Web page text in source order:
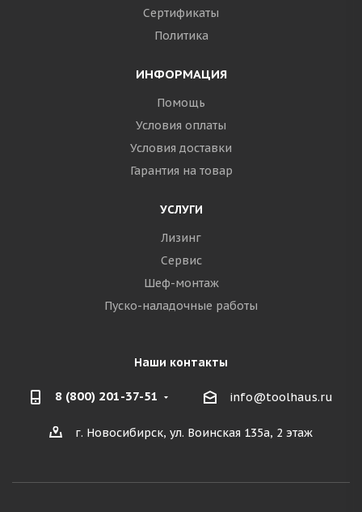
Сертификаты
Политика
ИНФОРМАЦИЯ
Помощь
Условия оплаты
Условия доставки
Гарантия на товар
УСЛУГИ
Лизинг
Сервис
Шеф-монтаж
Пуско-наладочные работы
Наши контакты
8 (800) 201-37-51 info@toolhaus.ru
г. Новосибирск, ул. Воинская 135а, 2 этаж